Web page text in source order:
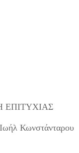
ΕΠΙΤΥΧΙΑΣ
Κωνστάνταρου